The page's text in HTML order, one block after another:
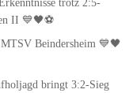
trotz 2:5-
II 💙🖤⚽
MTSV Beindersheim 💙🖤
bringt 3:2-Sieg